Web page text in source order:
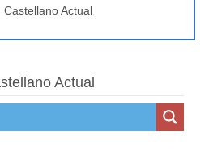
Castellano Actual
Actual